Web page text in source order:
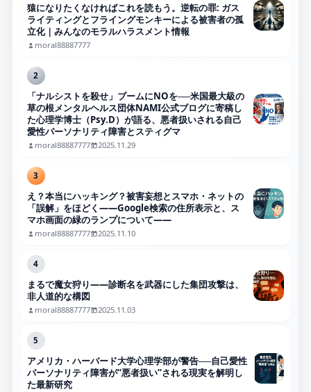
猿になりたくなければこれを読もう。逆転の罪: ガス
ライティングとフライングモンキーによる被害者の孤
立化｜みんなのモラルハラスメント情報
moral88887777
2
「ナルシストを殺せ」ブームにNOを──米国最大級の
草の根メンタルヘルス団体NAMI公式ブログに寄稿し
た心理学博士（Psy.D）が語る、悪者扱いされる自己
愛性パーソナリティ障害とスティグマ
moral88887777 2025.11.29
3
え？本当にハッキング？被害妄想とスマホ・ネットの
「誤解」をほどく――Google検索の住所表示と、ス
マホ画面の緑のランプについて――
moral88887777 2025.11.10
4
まるで魔女狩り——診断名を武器にした集団攻撃は、
非人道的な構図
moral88887777 2025.11.03
5
アメリカ・ハーバード大学心理学部が警告──自己愛性
パーソナリティ障害が“悪者扱い”される現実を解明し
た最新研究